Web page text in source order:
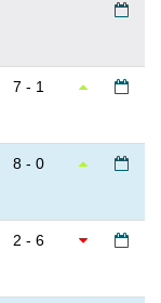
7 - 1
8 - 0
2 - 6